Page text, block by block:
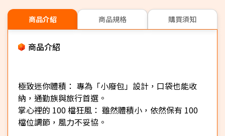
商品介紹 商品規格 購買須知
商品介紹
極致迷你體積： 專為「小廢包」設計，口袋也能收
納，通勤族與旅行首選。
掌心裡的 100 檔狂風： 雖然體積小，依然保有 100
檔位調節，風力不妥協。